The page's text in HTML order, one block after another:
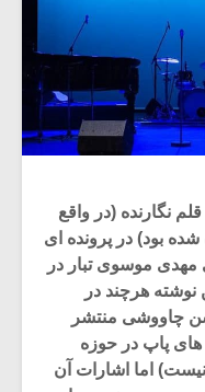
نگارنده (در واقع
بود) در پرونده ای
موسوی تبار در
هرچند در
چاووشی منتشر
پاپ در حوزه
اما اشارات آن